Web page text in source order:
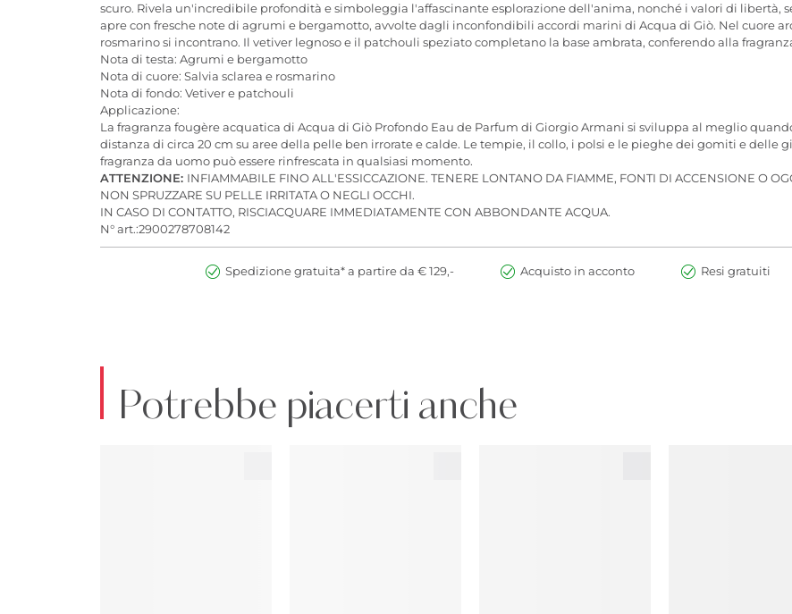
scuro. Rivela un'incredibile profondità e simboleggia l'affascinante esplorazione dell'anima, nonché i valori di libertà,
apre con fresche note di agrumi e bergamotto, avvolte dagli inconfondibili accordi marini di Acqua di Giò. Nel cuore
rosmarino si incontrano. Il vetiver legnoso e il patchouli speziato completano la base ambrata, conferendo alla
Nota di testa: Agrumi e bergamotto
Nota di cuore: Salvia sclarea e rosmarino
Nota di fondo: Vetiver e patchouli
Applicazione:
La fragranza fougère acquatica di Acqua di Giò Profondo Eau de Parfum di Giorgio Armani si sviluppa al meglio
distanza di circa 20 cm su aree della pelle ben irrorate e calde. Le tempie, il collo, i polsi e le pieghe dei gomiti e delle
fragranza da uomo può essere rinfrescata in qualsiasi momento.
ATTENZIONE: INFIAMMABILE FINO ALL'ESSICCAZIONE. TENERE LONTANO DA FIAMME, FONTI DI ACCENSIONE O
NON SPRUZZARE SU PELLE IRRITATA O NEGLI OCCHI.
IN CASO DI CONTATTO, RISCIACQUARE IMMEDIATAMENTE CON ABBONDANTE ACQUA.
N° art.:2900278708142
Spedizione gratuita* a partire da € 129,- Acquisto in acconto Resi gratuiti
Potrebbe piacerti anche